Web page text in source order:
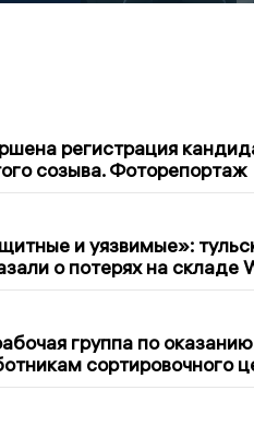
регистрация
созыва. Фоторепортаж
и уязвимые»:
о потерях на складе
группа по
сортировочного